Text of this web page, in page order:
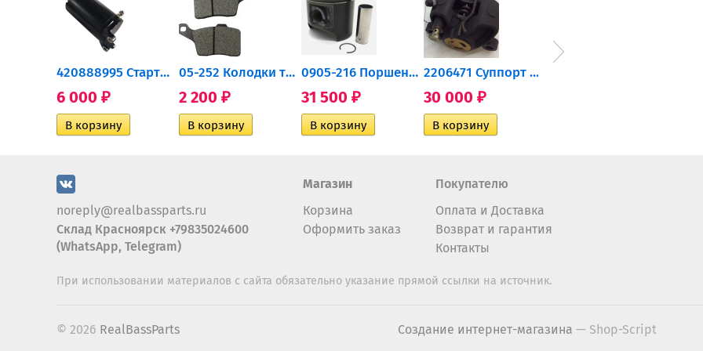
420888995 Стартер для...
6 000 ₽
05-252 Колодки тормозные...
2 200 ₽
0905-216 Поршень Arctic Cat...
31 500 ₽
2206471 Суппорт тормозной...
30 000 ₽
noreply@realbassparts.ru
Склад Красноярск +79835024600
(WhatsApp, Telegram)
Магазин
Корзина
Оформить заказ
Покупателю
Оплата и Доставка
Возврат и гарантия
Контакты
При использовании материалов с сайта обязательно указание прямой ссылки на источник.
© 2026 RealBassParts Создание интернет-магазина — Shop-Script